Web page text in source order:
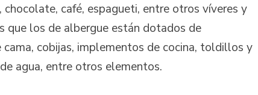
chocolate, café, espagueti, entre otros víveres y
que los de albergue están dotados de
cama, cobijas, implementos de cocina, toldillos y
agua, entre otros elementos.